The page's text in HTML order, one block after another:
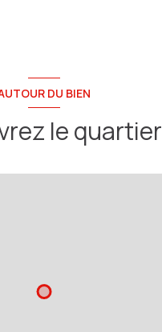
DU BIEN
le quartier